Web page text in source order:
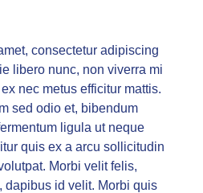
consectetur adipiscing
libero nunc, non viverra mi
nec metus efficitur mattis.
sed odio et, bibendum
ligula ut neque
quis ex a arcu sollicitudin
Morbi velit felis,
dapibus id velit. Morbi quis